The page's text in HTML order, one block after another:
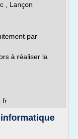
, Lançon
par
à réaliser la